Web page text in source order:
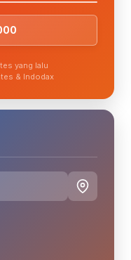
yang lalu
& Indodax